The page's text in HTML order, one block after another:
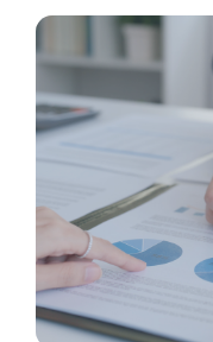
Gestión de
laborales,